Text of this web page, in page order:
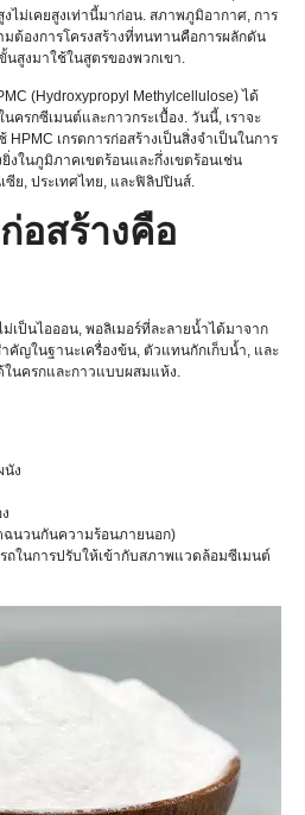
ไม่เคยสูงเท่านี้มาก่อน. สภาพภูมิอากาศ, การ
มต้องการโครงสร้างที่ทนทานคือการผลักดัน
สูงมาใช้ในสูตรของพวกเขา.
(Hydroxypropyl Methylcellulose) ได้
ครกซีเมนต์และกาวกระเบื้อง. วันนี้, เราจะ
เกรดการก่อสร้างเป็นสิ่งจำเป็นในการ
งในภูมิภาคเขตร้อนและกึ่งเขตร้อนเช่น
ซีย, ประเทศไทย, และฟิลิปปินส์.
อสร้างคือ
ม่เป็นไอออน, พอลิเมอร์ที่ละลายน้ำได้มาจาก
คัญในฐานะเครื่องข้น, ตัวแทนกักเก็บน้ำ, และ
ในครกและกาวแบบผสมแห้ง.
นัง
ฉนวนกันความร้อนภายนอก)
ในการปรับให้เข้ากับสภาพแวดล้อมซีเมนต์